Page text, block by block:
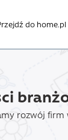
do home.pl
rozwój firm